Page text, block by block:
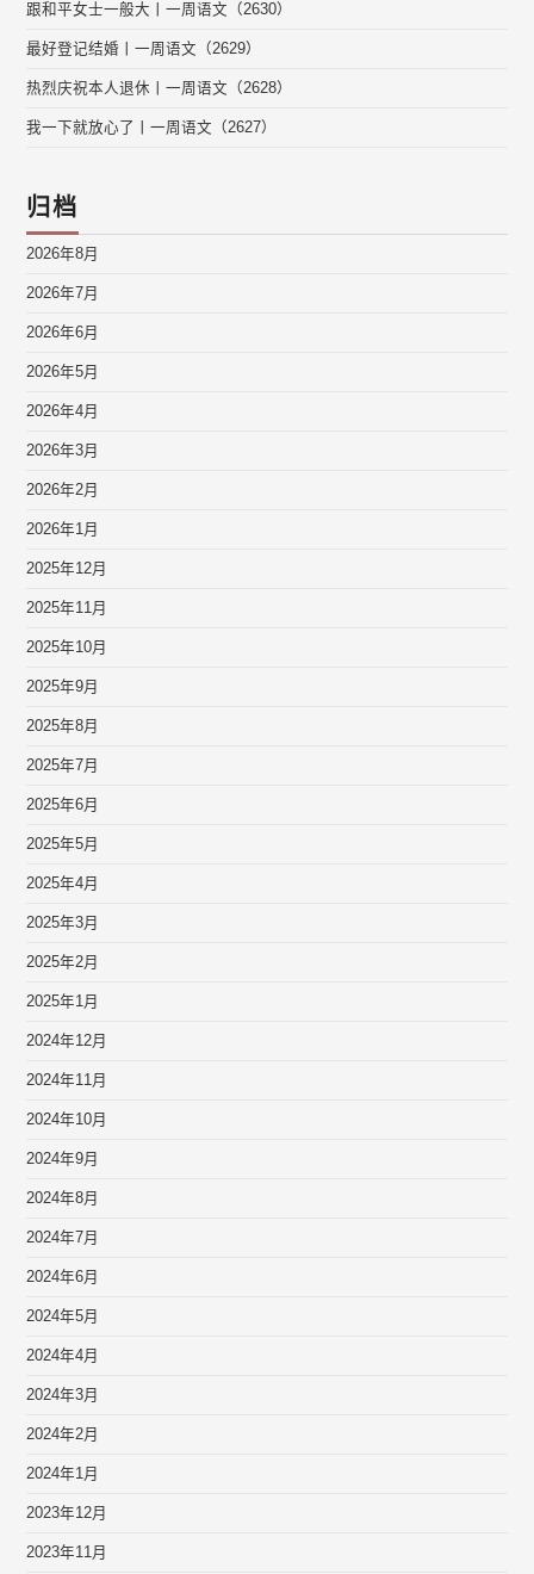
跟和平女士一般大丨一周语文（2630）
最好登记结婚丨一周语文（2629）
热烈庆祝本人退休丨一周语文（2628）
我一下就放心了丨一周语文（2627）
归档
2026年8月
2026年7月
2026年6月
2026年5月
2026年4月
2026年3月
2026年2月
2026年1月
2025年12月
2025年11月
2025年10月
2025年9月
2025年8月
2025年7月
2025年6月
2025年5月
2025年4月
2025年3月
2025年2月
2025年1月
2024年12月
2024年11月
2024年10月
2024年9月
2024年8月
2024年7月
2024年6月
2024年5月
2024年4月
2024年3月
2024年2月
2024年1月
2023年12月
2023年11月